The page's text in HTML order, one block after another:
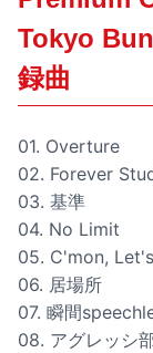
Tokyo
録曲
01. Overture
02. Forever
03. 基準
04. No Limit
05. C'mon,
06. 居場所
07. 瞬間
08. アグレッシ